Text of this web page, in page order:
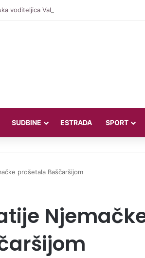
voditeljica Valentina Miletić koju porede s
SUDBINE ESTRADA SPORT
prošetala Baščaršijom